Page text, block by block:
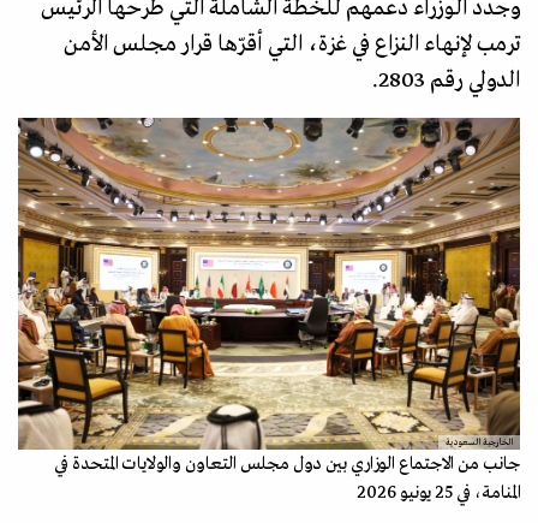
وجدد الوزراء دعمهم للخطة الشاملة التي طرحها الرئيس
ترمب لإنهاء النزاع في غزة، التي أقرّها قرار مجلس الأمن
الدولي رقم 2803.
الخارجية السعودية
جانب من الاجتماع الوزاري بين دول مجلس التعاون والولايات المتحدة في
المنامة، في 25 يونيو 2026